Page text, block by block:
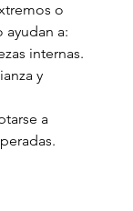
o
ayudan a:
internas.
y
a